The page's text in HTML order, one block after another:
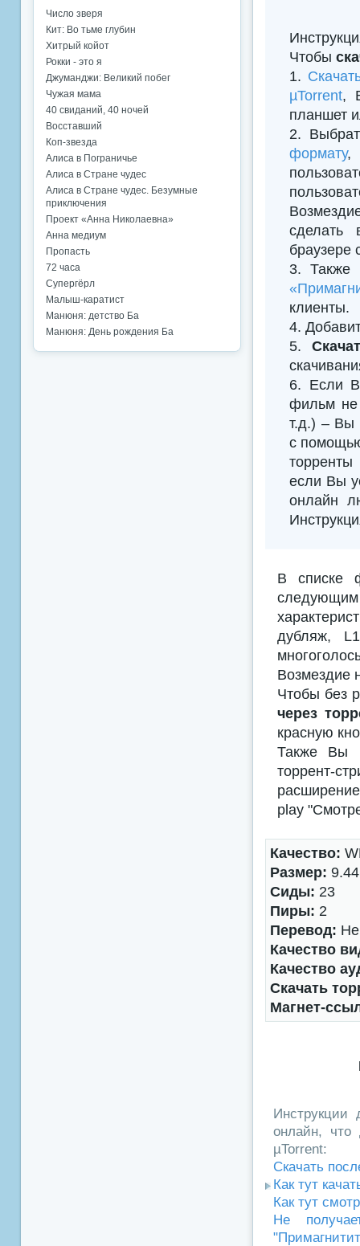
Чтобы
1.
µTorrent,
планшет
2.
формату,
сделать
браузере
3. Также
клиенты.
4.
5.
6. Если
фильм не
т.д.) – Вы
с
если Вы
онлайн
В списке
дубляж,
Возмездие
Чтобы без
через
красную
Также Вы
торрент-
play
Качество:
Размер:
Сиды: 23
Пиры: 2
Перевод: Не
Качество
Качество
Скачать
Магнет-
Инструкции
онлайн, что
µTorrent:
Скачать
Как тут
Как тут
Не
Число зверя
Кит: Во тьме глубин
Хитрый койот
Рокки - это я
Джуманджи: Великий побег
Чужая мама
40 свиданий, 40 ночей
Восставший
Коп-звезда
Алиса в Пограничье
Алиса в Стране чудес
Алиса в Стране чудес. Безумные
приключения
Проект «Анна Николаевна»
Анна медиум
Пропасть
72 часа
Супергёрл
Малыш-каратист
Манюня: детство Ба
Манюня: День рождения Ба